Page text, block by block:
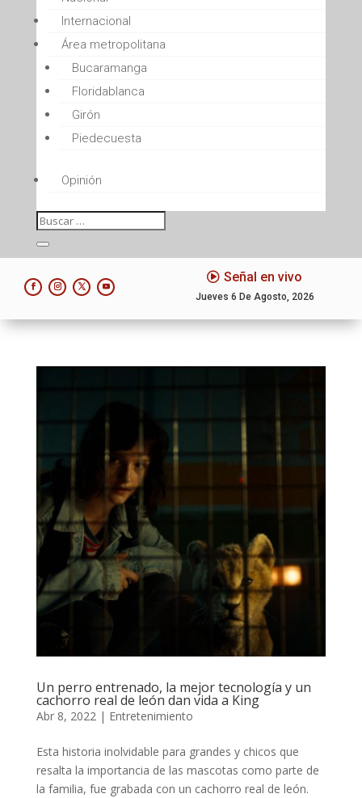
Internacional
Área metropolitana
Bucaramanga
Floridablanca
Girón
Piedecuesta
Opinión
Señal en vivo
Jueves 6 De Agosto, 2026
Un perro entrenado, la mejor tecnología y un
cachorro real de león dan vida a King
Abr 8, 2022 | Entretenimiento
Esta historia inolvidable para grandes y chicos que
resalta la importancia de las mascotas como parte de
la familia, fue grabada con un cachorro real de león.